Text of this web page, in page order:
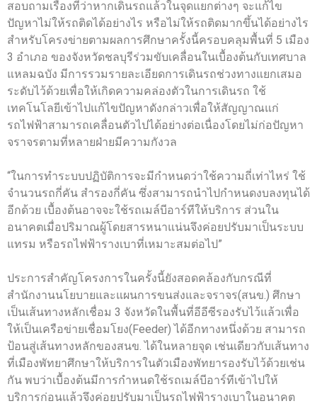
สอบถามเรื่องที่ว่าหากเดินรถแล้วในจุดแยกต่างๆ จะแก้ไข
ปัญหาไม่ให้รถติดได้อย่างไร หรือไม่ให้รถติดมากขึ้นได้อย่างไร
สำหรับโครงข่ายตามผลการศึกษาครั้งนี้ครอบคลุมพื้นที่ 5 เมือง
3 อำเภอ ของจังหวัดชลบุรีร่วมขับเคลื่อนในเบื้องต้นกับเทศบาล
แหลมฉบัง มีการรวมรายละเอียดการเดินรถช่วงทางแยกเสมอ
ระดับไว้ด้วยเพื่อให้เกิดความคล่องตัวในการเดินรถ ใช้
เทคโนโลยีเข้าไปแก้ไขปัญหาดังกล่าวเพื่อให้สัญญาณแก่
รถไฟฟ้าสามารถเคลื่อนตัวไปได้อย่างต่อเนื่องโดยไม่ก่อปัญหา
จราจรตามที่หลายฝ่ายมีความกังวล
“ในการทำระบบปฏิบัติการจะมีกำหนดว่าใช้ความถี่เท่าไหร่ ใช้
จำนวนรถกี่คัน สำรองกี่คัน ซึ่งสามารถนำไปกำหนดงบลงทุนได้
อีกด้วย เบื้องต้นอาจจะใช้รถเมล์บีอาร์ทีให้บริการ ส่วนใน
อนาคตเมื่อปริมาณผู้โดยสารหนาแน่นจึงค่อยปรับมาเป็นระบบ
แทรม หรือรถไฟฟ้ารางเบาที่เหมาะสมต่อไป”
ประการสำคัญโครงการในครั้งนี้ยังสอดคล้องกับกรณีที่
สำนักงานนโยบายและแผนการขนส่งและจราจร(สนข.) ศึกษา
เป็นเส้นทางหลักเชื่อม 3 จังหวัดในพื้นที่อีอีซีรองรับไว้แล้วเพื่อ
ให้เป็นเครือข่ายเชื่อมโยง(Feeder) ได้อีกทางหนึ่งด้วย สามารถ
ป้อนสู่เส้นทางหลักของสนข. ได้ในหลายจุด เช่นเดียวกับเส้นทาง
ที่เมืองพัทยาศึกษาให้บริการในตัวเมืองพัทยารองรับไว้ด้วยเช่น
กัน พบว่าเบื้องต้นมีการกำหนดใช้รถเมล์บีอาร์ทีเข้าไปให้
บริการก่อนแล้วจึงค่อยปรับมาเป็นรถไฟฟ้ารางเบาในอนาคต